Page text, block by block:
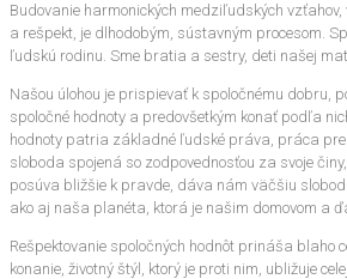
Budovanie harmonických medziľudských
a rešpekt, je dlhodobým, sústavným procesom.
ľudskú rodinu. Sme bratia a sestry, deti našej
Našou úlohou je prispievať k spoločnému dobru,
spoločné hodnoty a predovšetkým konať podľa
hodnoty patria základné ľudské práva, práca pre
sloboda spojená so zodpovednosťou za svoje
posúva bližšie k pravde, dáva nám väčšiu
ako aj naša planéta, ktorá je našim domovom a
Rešpektovanie spoločných hodnôt prináša blaho
konanie, životný štýl, ktorý je proti nim, ubližuje